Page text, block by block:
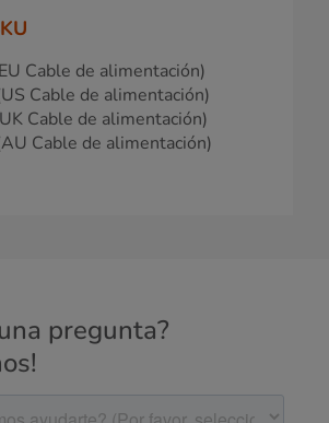
Cable de alimentación)
Cable de alimentación)
Cable de alimentación)
Cable de alimentación)
pregunta?